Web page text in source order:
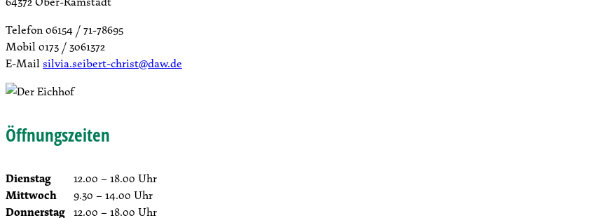
Telefon 06154 / 71-78695
Mobil 0173 / 3061372
E-Mailsilvia.seibert-christ@daw.de
Öffnungszeiten
Dienstag 12.00 – 18.00 Uhr
Mittwoch 9.30 – 14.00 Uhr
Donnerstag 12.00 – 18.00 Uhr